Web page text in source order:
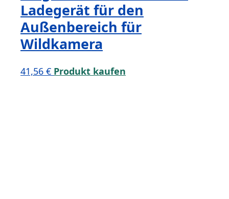
Ladegerät für den
Außenbereich für
Wildkamera
41,56 € Produkt kaufen